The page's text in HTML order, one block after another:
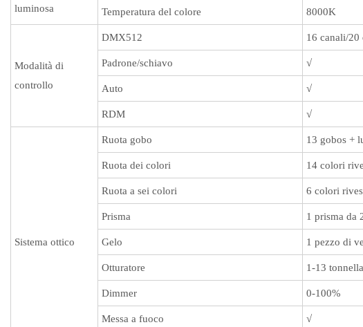
luminosa
Temperatura del colore 8000K
Modalità di
controllo
DMX512 16 canali/20
Padrone/schiavo √
Auto √
RDM √
Sistema ottico
Ruota gobo 13 gobos +
Ruota dei colori 14 colori
Ruota a sei colori 6 colori
Prisma 1 prisma da
Gelo 1 pezzo di
Otturatore 1-13
Dimmer 0-100%
Messa a fuoco √